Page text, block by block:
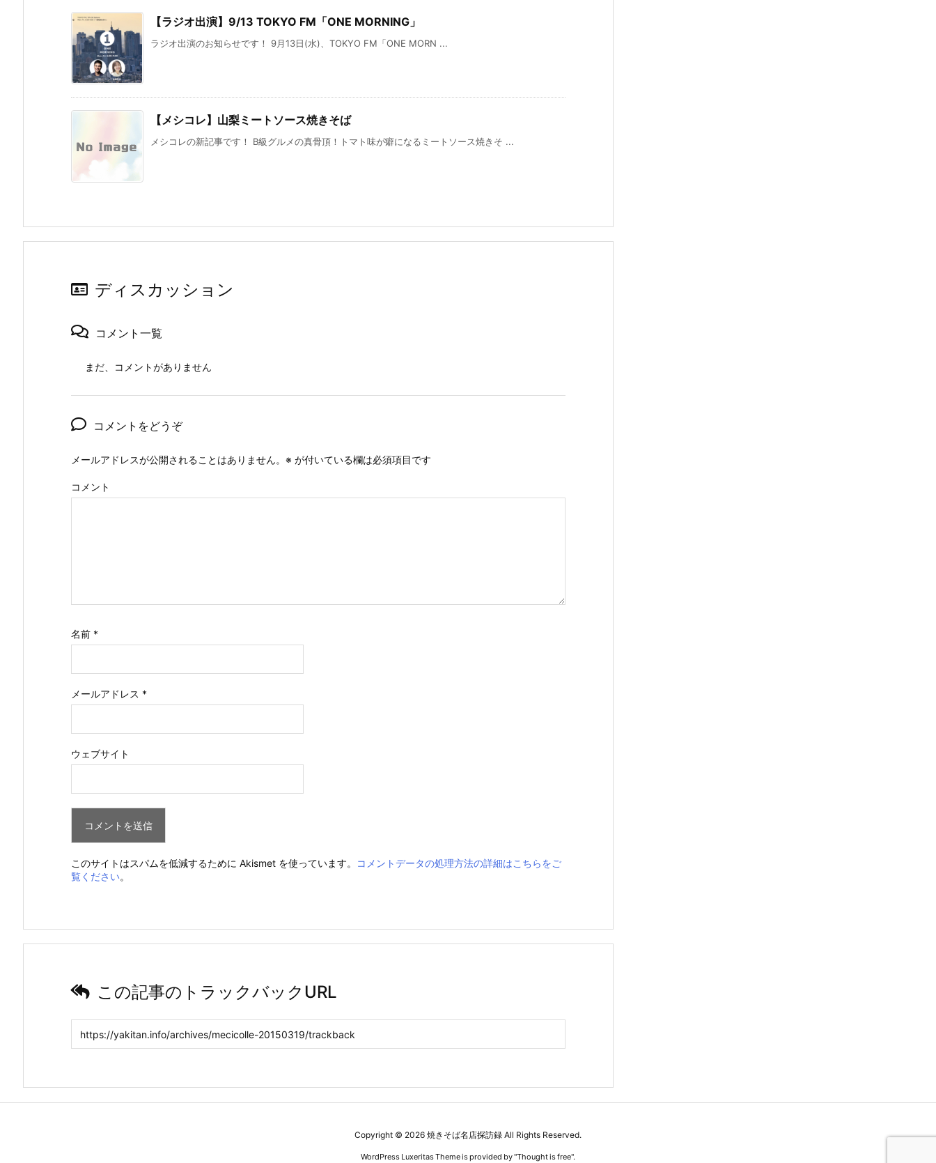
【ラジオ出演】9/13 TOKYO FM「ONE MORNING」
ラジオ出演のお知らせです！ 9月13日(水)、TOKYO FM「ONE MORN ...
【メシコレ】山梨ミートソース焼きそば
メシコレの新記事です！ B級グルメの真骨頂！トマト味が癖になるミートソース焼きそ ...
ディスカッション
コメント一覧
まだ、コメントがありません
コメントをどうぞ
メールアドレスが公開されることはありません。 ※ が付いている欄は必須項目です
コメント
名前 *
メールアドレス *
ウェブサイト
このサイトはスパムを低減するために Akismet を使っています。
コメントデータの処理方法の詳細はこちらをご
覧ください。
この記事のトラックバックURL
Copyright © 2026 焼きそば名店探訪録 All Rights Reserved.
WordPress Luxeritas Theme is provided by "Thought is free".